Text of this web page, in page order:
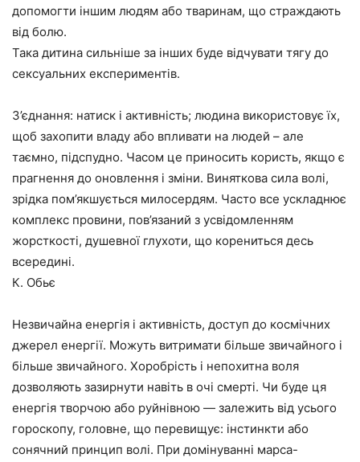
допомогти іншим людям або тваринам, що страждають
від болю.
Така дитина сильніше за інших буде відчувати тягу до
сексуальних експериментів.
З’єднання: натиск і активність; людина використовує їх,
щоб захопити владу або впливати на людей – але
таємно, підспудно. Часом це приносить користь, якщо є
прагнення до оновлення і зміни. Виняткова сила волі,
зрідка пом’якшується милосердям. Часто все ускладнює
комплекс провини, пов’язаний з усвідомленням
жорсткості, душевної глухоти, що корениться десь
всередині.
К. Обьє
Незвичайна енергія і активність, доступ до космічних
джерел енергії. Можуть витримати більше звичайного і
більше звичайного. Хоробрість і непохитна воля
дозволяють зазирнути навіть в очі смерті. Чи буде ця
енергія творчою або руйнівною — залежить від усього
гороскопу, головне, що перевищує: інстинкти або
сонячний принцип волі. При домінуванні марса-